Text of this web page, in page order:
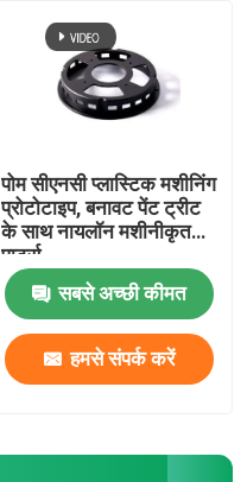
पोम सीएनसी प्लास्टिक मशीनिंग
प्रोटोटाइप, बनावट पेंट ट्रीट
के साथ नायलॉन मशीनीकृत
पार्ट्स
सबसे अच्छी कीमत
हमसे संपर्क करें